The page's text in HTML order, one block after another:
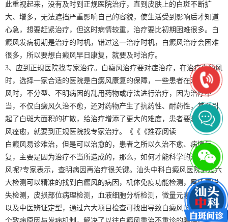
此重视起来，没有及时到正规医院治疗，直到皮肤上的白斑不断扩
大、增多，无法遮挡严重影响自己的容貌，使生活受到影响后才知道
心急，想要赶紧治疗，但这时病情较重，治疗要比初期困难很多。白
癜风发病初期是治疗的时机，错过这一治疗时机，白癜风治疗会困难
很多，所以要想白癜风早日康复，就要及时治疗。
3、应到正规医院找专家治疗。白癜风治疗要对症治疗，在治疗白癜风
时，选择一家合适的医院是白癜风康复的保障，一些患者在治疗白癜
风时，不分型、不明病因的乱用药物或疗法进行治疗，因为治疗不
当，不仅白癜风久治不愈，还对药物产生了抗药性、耐药性，甚至引
起了白斑大面积的扩散，给治疗增添了更大的难度，患者要想使白癜
风痊愈，就要到正规医院找专家治疗。《《《推荐阅读
白癜风易诊难治，但是可以治愈的，患者之所以久治不愈、病情反
复，主要是因为治疗不当所造成的，那么，如何才能科学的治疗白癜
风呢?专家表示，查明病因再治疗很关键。汕头中科白癜风医院通过六
大检测可以精准的找到白癜风的病因，机体免疫功能检测，黑色素脱
失检测，皮损部位病理检测，血液细胞分析检测，微量元素分析检测
以及中医辨证定型，通过六大项目检查可找出导致白癜风的一个或几